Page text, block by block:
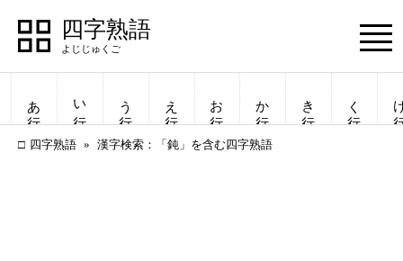
四字熟語 Menu
あ行 い行 う行 え行 お行 か行 き行 く行
四字熟語 漢字検索：「鈍」を含む四字熟語